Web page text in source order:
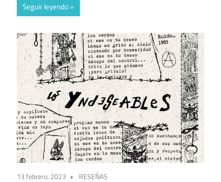
Seguir leyendo
13 febrero, 2023 RESEÑAS